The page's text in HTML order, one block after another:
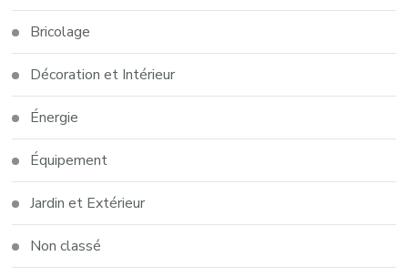
Bricolage
Décoration et Intérieur
Énergie
Équipement
Jardin et Extérieur
Non classé